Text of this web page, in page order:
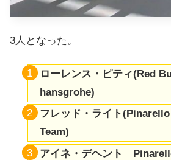
3人となった。
ローレンス・ピティ(Red
hansgrohe)
フレッド・ライト
Team)
アイネ・デヘント